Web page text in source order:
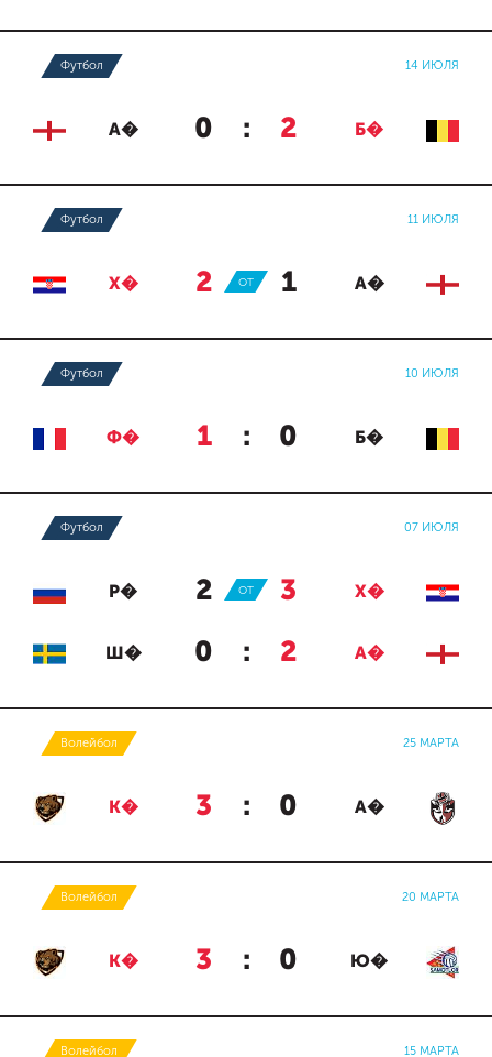
Футбол 14 ИЮЛЯ
А� 0 : 2 Б�
Футбол 11 ИЮЛЯ
Х� 2 : 1 А�
ОТ
Футбол 10 ИЮЛЯ
Ф� 1 : 0 Б�
Футбол 07 ИЮЛЯ
Р� 2 : 3 Х�
ОТ
Ш� 0 : 2 А�
Волейбол 25 МАРТА
К� 3 : 0 А�
Волейбол 20 МАРТА
К� 3 : 0 Ю�
Волейбол 15 МАРТА